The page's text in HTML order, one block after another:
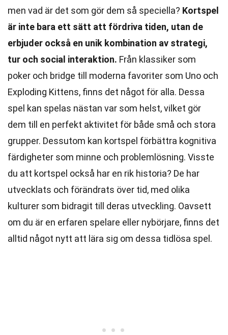
men vad är det som gör dem så speciella? Kortspel
är inte bara ett sätt att fördriva tiden, utan de
erbjuder också en unik kombination av strategi,
tur och social interaktion. Från klassiker som
poker och bridge till moderna favoriter som Uno och
Exploding Kittens, finns det något för alla. Dessa
spel kan spelas nästan var som helst, vilket gör
dem till en perfekt aktivitet för både små och stora
grupper. Dessutom kan kortspel förbättra kognitiva
färdigheter som minne och problemlösning. Visste
du att kortspel också har en rik historia? De har
utvecklats och förändrats över tid, med olika
kulturer som bidragit till deras utveckling. Oavsett
om du är en erfaren spelare eller nybörjare, finns det
alltid något nytt att lära sig om dessa tidlösa spel.